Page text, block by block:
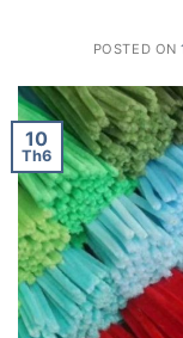
POSTED ON
10
Th6